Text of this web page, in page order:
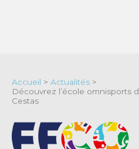
Accueil > Actualités >
Découvrez l’école omnisports
Cestas